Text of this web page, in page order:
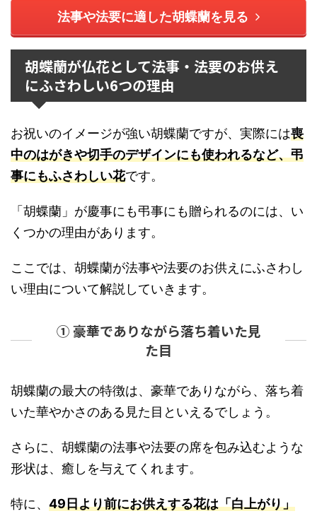
法事や法要に適した胡蝶蘭を見る
胡蝶蘭が仏花として法事・法要のお供え
にふさわしい6つの理由
お祝いのイメージが強い胡蝶蘭ですが、実際には喪
中のはがきや切手のデザインにも使われるなど、弔
事にもふさわしい花です。
「胡蝶蘭」が慶事にも弔事にも贈られるのには、い
くつかの理由があります。
ここでは、胡蝶蘭が法事や法要のお供えにふさわし
い理由について解説していきます。
① 豪華でありながら落ち着いた見
た目
胡蝶蘭の最大の特徴は、豪華でありながら、落ち着
いた華やかさのある見た目といえるでしょう。
さらに、胡蝶蘭の法事や法要の席を包み込むような
形状は、癒しを与えてくれます。
特に、 49日より前にお供えする花は「白上がり」